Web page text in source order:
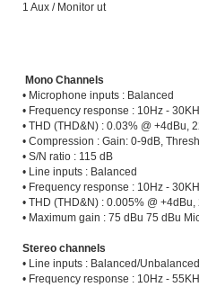
1 Aux / Monitor ut
Mono Channels
• Microphone inputs : Balanced
• Frequency response : 10Hz -
• THD (THD&N) : 0.03% @ +4dBu,
• Compression : Gain: 0-9dB,
• S/N ratio : 115 dB
• Line inputs : Balanced
• Frequency response : 10Hz -
• THD (THD&N) : 0.005% @
• Maximum gain : 75 dBu 75 dBu
Stereo channels
• Line inputs : Balanced/Unbalanced
• Frequency response : 10Hz -